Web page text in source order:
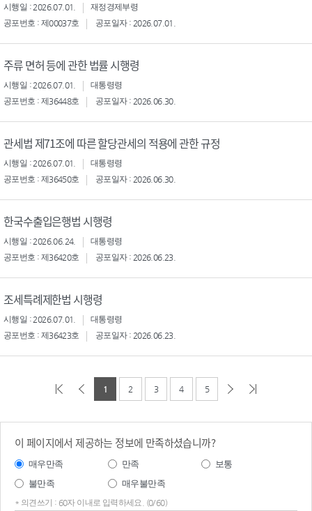
시행일 : 2026.07.01.
재정경제부령
공포번호 : 제00037호
공포일자 : 2026.07.01.
주류 면허 등에 관한 법률 시행령
시행일 : 2026.07.01.
대통령령
공포번호 : 제36448호
공포일자 : 2026.06.30.
관세법 제71조에 따른 할당관세의 적용에 관한 규정
시행일 : 2026.07.01.
대통령령
공포번호 : 제36450호
공포일자 : 2026.06.30.
한국수출입은행법 시행령
시행일 : 2026.06.24.
대통령령
공포번호 : 제36420호
공포일자 : 2026.06.23.
조세특례제한법 시행령
시행일 : 2026.07.01.
대통령령
공포번호 : 제36423호
공포일자 : 2026.06.23.
1 2 3 4 5
이 페이지에서 제공하는 정보에 만족하셨습니까?
매우만족 만족
보통
불만족
매우불만족
* 의견쓰기 : 60자 이내로 입력하세요. (0/60)